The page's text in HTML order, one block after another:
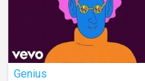
Genius